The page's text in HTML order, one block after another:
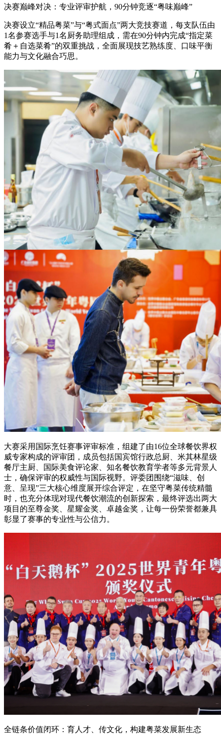
决赛巅峰对决：专业评审护航，90分钟竞逐“粤味巅峰”
决赛设立“精品粤菜”与“粤式面点”两大竞技赛道，每支队伍由
1名参赛选手与1名厨务助理组成，需在90分钟内完成“指定菜
肴＋自选菜肴”的双重挑战，全面展现技艺熟练度、口味平衡
能力与文化融合巧思。
大赛采用国际烹饪赛事评审标准，组建了由16位全球餐饮界权
威专家构成的评审团，成员包括国宾馆行政总厨、米其林星级
餐厅主厨、国际美食评论家、知名餐饮教育学者等多元背景人
士，确保评审的权威性与国际视野。评委团围绕“滋味、创
意、呈现”三大核心维度展开综合评定，在坚守粤菜传统精髓
时，也充分体现对现代餐饮潮流的创新探索，最终评选出两大
项目的至尊金奖、星耀金奖、卓越金奖，让每一份荣誉都兼具
彰显了赛事的专业性与公信力。
全链条价值闭环：育人才、传文化，构建粤菜发展新生态